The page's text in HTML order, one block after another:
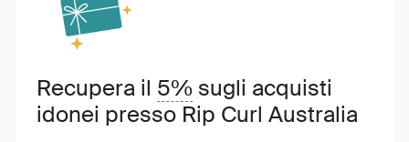
Recupera il 5% sugli acquisti
idonei presso Rip Curl Australia